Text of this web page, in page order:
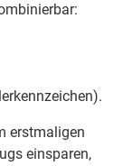
erstmaligen
einsparen,